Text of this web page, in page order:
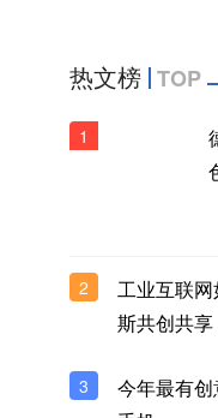
热文榜 TOP
1
2
工业互联
斯共创共
3
今年最有